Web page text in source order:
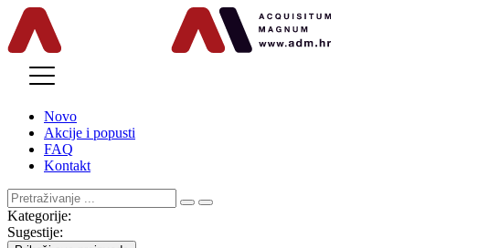
Novo
Akcije i popusti
FAQ
Kontakt
Kategorije:
Sugestije: